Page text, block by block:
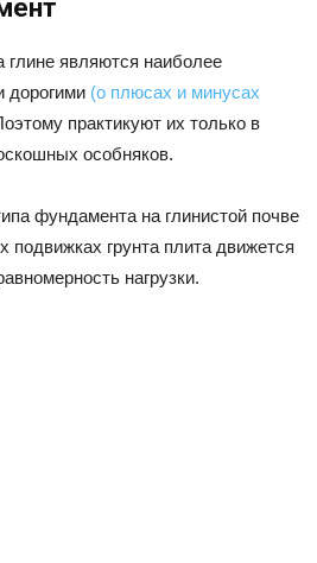
являются наиболее
(о плюсах и минусах
практикуют их только в
особняков.
фундамента на глинистой почве
грунта плита движется
нагрузки.